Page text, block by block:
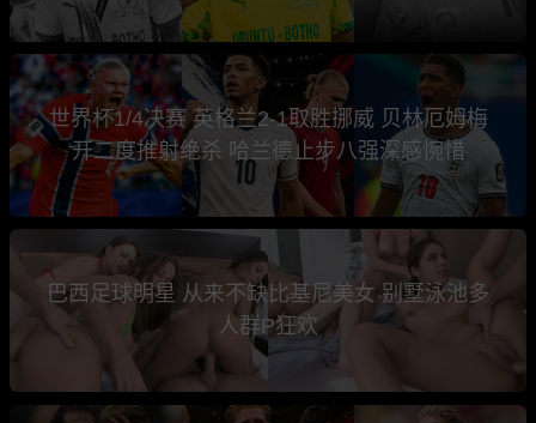
世界杯1/4决赛 英格兰2-1取胜挪威 贝林厄姆梅
开二度推射绝杀 哈兰德止步八强深感惋惜
巴西足球明星 从来不缺比基尼美女 别墅泳池多
人群P狂欢